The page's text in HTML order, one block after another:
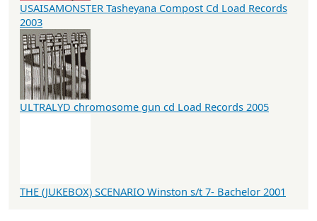
USAISAMONSTER Tasheyana Compost Cd Load Records
2003
ULTRALYD chromosome gun cd Load Records 2005
THE (JUKEBOX) SCENARIO Winston s/t 7- Bachelor 2001